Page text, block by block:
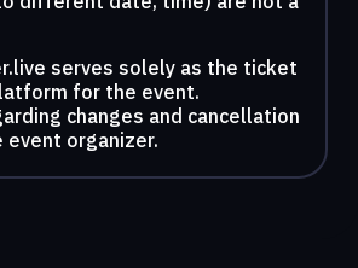
serves solely as the ticket
for the event.
changes and cancellation
event organizer.